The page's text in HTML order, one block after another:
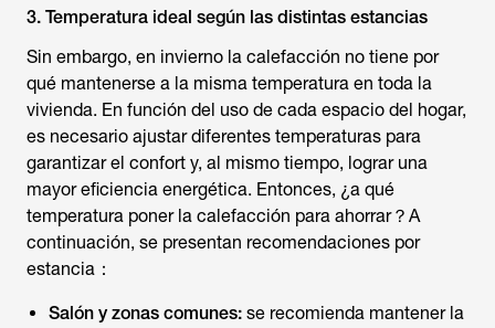
3. Temperatura ideal según las distintas estancias
Sin embargo, en invierno la calefacción no tiene por
qué mantenerse a la misma temperatura en toda la
vivienda. En función del uso de cada espacio del hogar,
es necesario ajustar diferentes temperaturas para
garantizar el confort y, al mismo tiempo, lograr una
mayor eficiencia energética. Entonces, ¿a qué
temperatura poner la calefacción para ahorrar？A
continuación, se presentan recomendaciones por
estancia：
Salón y zonas comunes: se recomienda mantener la